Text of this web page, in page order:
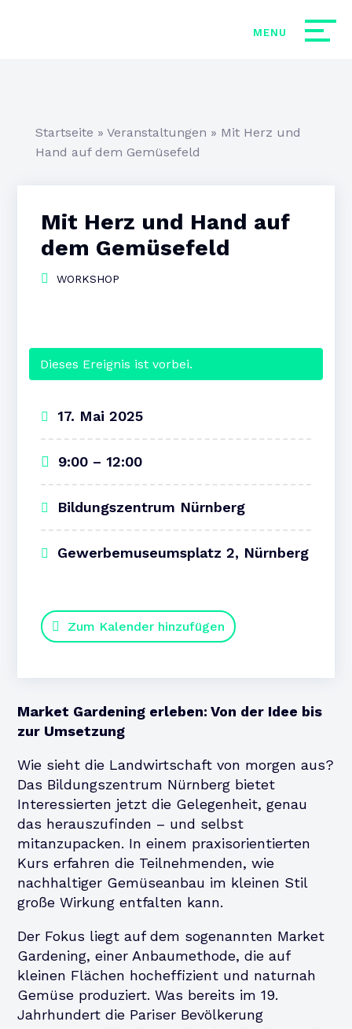
Startseite » Veranstaltungen » Mit Herz und
Hand auf dem Gemüsefeld
Mit Herz und Hand auf
dem Gemüsefeld
WORKSHOP
Dieses Ereignis ist vorbei.
17. Mai 2025
9:00 – 12:00
Bildungszentrum Nürnberg
Gewerbemuseumsplatz 2, Nürnberg
Zum Kalender hinzufügen
Market Gardening erleben: Von der Idee bis
zur Umsetzung
Wie sieht die Landwirtschaft von morgen aus?
Das Bildungszentrum Nürnberg bietet
Interessierten jetzt die Gelegenheit, genau
das herauszufinden – und selbst
mitanzupacken. In einem praxisorientierten
Kurs erfahren die Teilnehmenden, wie
nachhaltiger Gemüseanbau im kleinen Stil
große Wirkung entfalten kann.
Der Fokus liegt auf dem sogenannten Market
Gardening, einer Anbaumethode, die auf
kleinen Flächen hocheffizient und naturnah
Gemüse produziert. Was bereits im 19.
Jahrhundert die Pariser Bevölkerung